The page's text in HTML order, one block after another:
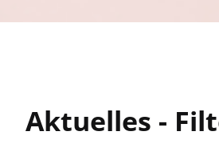
Aktuelles -